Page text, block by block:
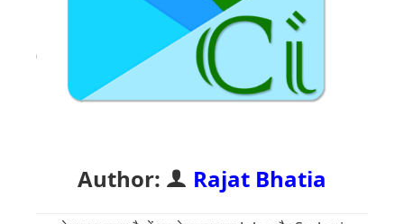
Author: Rajat Bhatia